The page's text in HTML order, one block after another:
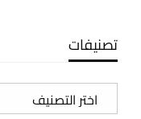
تصنيفات
تصنيفات